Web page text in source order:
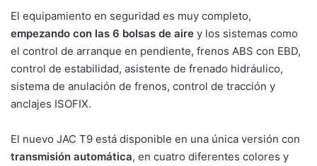
El equipamiento en seguridad es muy completo,
empezando con las 6 bolsas de aire y los sistemas como
el control de arranque en pendiente, frenos ABS con EBD,
control de estabilidad, asistente de frenado hidráulico,
sistema de anulación de frenos, control de tracción y
anclajes ISOFIX.
El nuevo JAC T9 está disponible en una única versión con
transmisión automática, en cuatro diferentes colores y